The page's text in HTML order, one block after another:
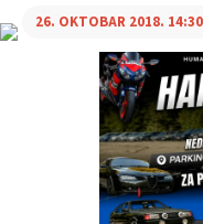
26. OKTOBAR 2018. 14:30